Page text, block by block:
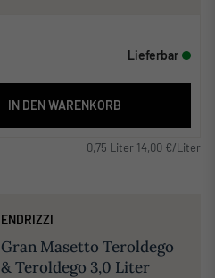
Lieferbar
IN DEN WARENKORB
0,75 Liter 14,00 €/Liter
ENDRIZZI
Gran Masetto Teroldego
& Teroldego 3,0 Liter